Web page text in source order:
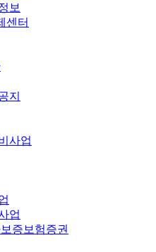
보
센터
지
사업
업
증보험증권